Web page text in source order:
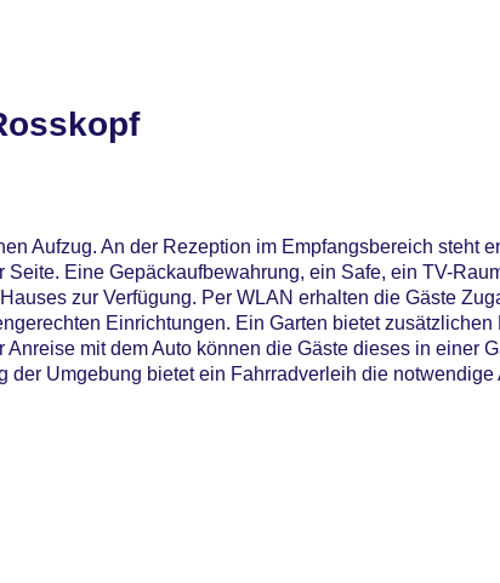
Aufzug. An der Rezeption im Empfangsbereich steht
Eine Gepäckaufbewahrung, ein Safe, ein TV-
zur Verfügung. Per WLAN erhalten die Gäste
Einrichtungen. Ein Garten bietet zusätzlichen
mit dem Auto können die Gäste dieses in einer
der Umgebung bietet ein Fahrradverleih die notwendige